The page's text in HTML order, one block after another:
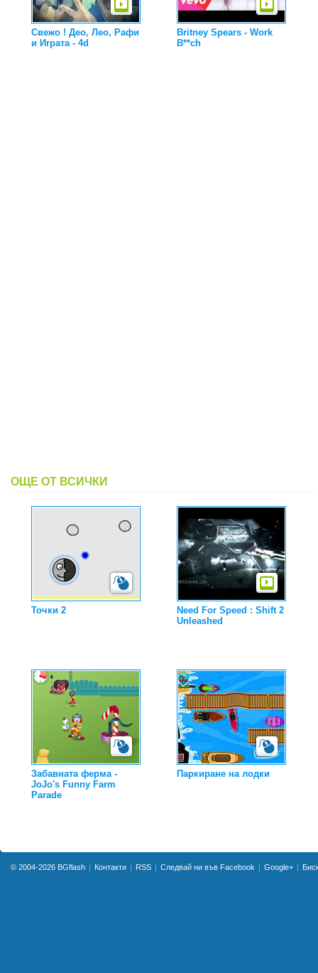
Свежо ! Део, Лео, Рафи
и Играта - 4d
Britney Spears - Work
B**ch
ОЩЕ ОТ ВСИЧКИ
Точки 2
Need For Speed : Shift 2
Unleashed
Забавната ферма -
JoJo's Funny Farm
Parade
Паркиране на лодки
© 2004-2026 BGflash Контакти RSS Следвай ни във Facebook Google+